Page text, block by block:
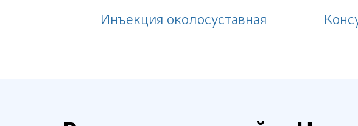
Инъекция околосуставная